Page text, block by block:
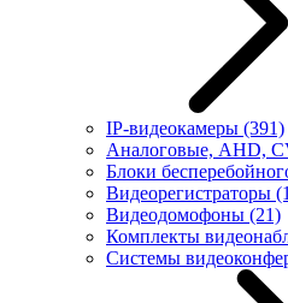
IP-видеокамеры (391)
Аналоговые, AHD,
Блоки
Видеорегистраторы
Видеодомофоны (21)
Комплекты
Системы